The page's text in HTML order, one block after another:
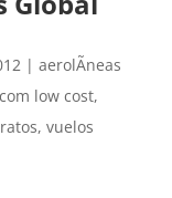
| aerolÃ­neas
low cost,
, vuelos